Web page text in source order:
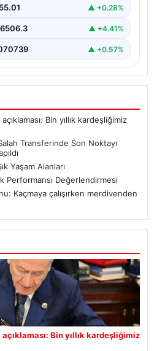
55.01 ▲ +0.28%
6506.3 ▲ +4.41%
▲ +0.57%
Bin yıllık kardeşliğimiz
Transferinde Son Noktayı
Yaşam Alanları
Performansı Değerlendirmesi
Kaçmaya çalışırken merdivenden
Bin yıllık kardeşliğimiz